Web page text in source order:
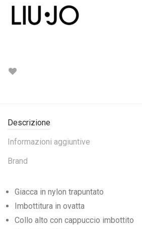
Descrizione
Informazioni aggiuntive
Brand
Giacca in nylon trapuntato
Imbottitura in ovatta
Collo alto con cappuccio imbottito